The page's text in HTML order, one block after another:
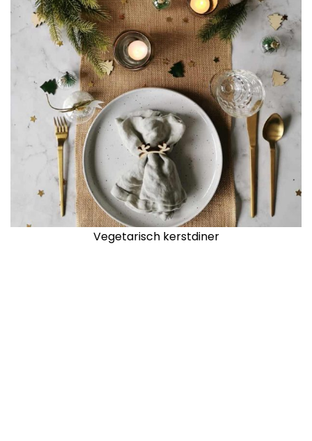
Vegetarisch kerstdiner